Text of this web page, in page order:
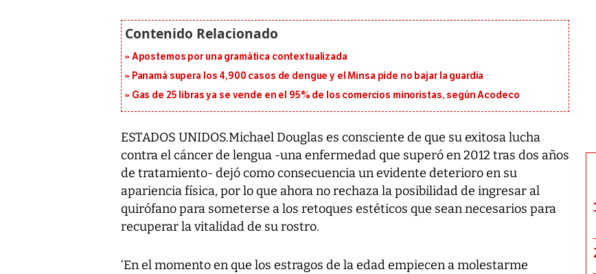
Apostemos por una gramática contextualizada
Panamá supera los 4,900 casos de dengue y el Minsa pide no bajar la guardia
Gas de 25 libras ya se vende en el 95% de los comercios minoristas, según Acodeco
ESTADOS UNIDOS.Michael Douglas es consciente de que su exitosa lucha
contra el cáncer de lengua -una enfermedad que superó en 2012 tras dos años
de tratamiento- dejó como consecuencia un evidente deterioro en su
apariencia física, por lo que ahora no rechaza la posibilidad de ingresar al
quirófano para someterse a los retoques estéticos que sean necesarios para
recuperar la vitalidad de su rostro.
‘En el momento en que los estragos de la edad empiecen a molestarme
al sur de Japón, provocando una